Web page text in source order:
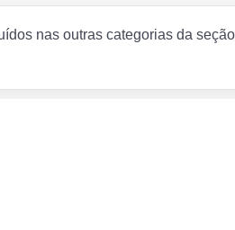
nas outras categorias da